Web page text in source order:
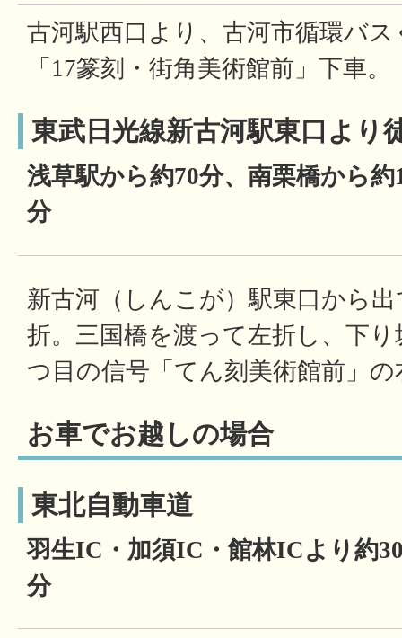
古河駅西口より、古河市循環バ
「17篆刻・街角美術館前」下車。
東武日光線新古河駅東口より
浅草駅から約70分、南栗橋から
分
新古河（しんこが）駅東口から
折。三国橋を渡って左折し、下
つ目の信号「てん刻美術館前」
お車でお越しの場合
東北自動車道
羽生IC・加須IC・館林ICより約
分